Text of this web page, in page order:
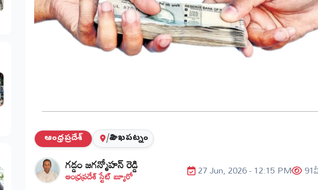
ఆంధ్రప్రదేశ్ /విశాఖపట్నం
గడ్డం జగన్మోహన్ రెడ్డి
ఆంధ్రప్రదేశ్ స్టేట్ బ్యూరో 27 Jun, 2026 - 12:15 PM 91